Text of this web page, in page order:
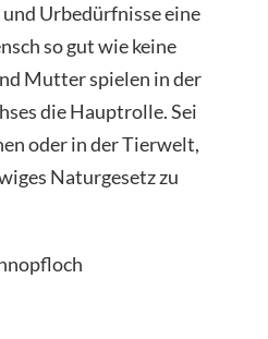
Urbedürfnisse eine
so gut wie keine
Mutter spielen in der
die Hauptrolle. Sei
oder in der Tierwelt,
Naturgesetz zu